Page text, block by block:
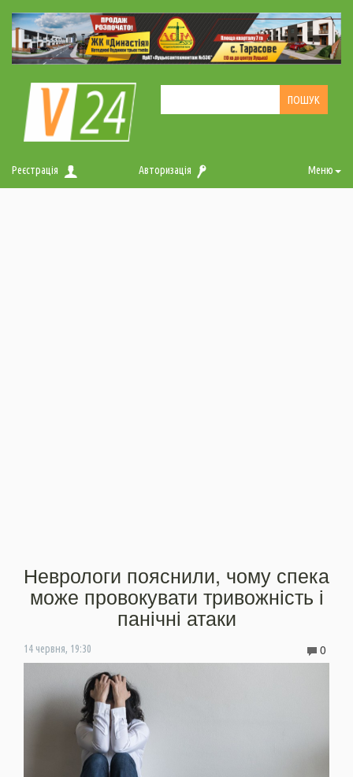
Реєстрація Авторизація Меню
Неврологи пояснили, чому спека
може провокувати тривожність і
панічні атаки
14 червня, 19:30 0